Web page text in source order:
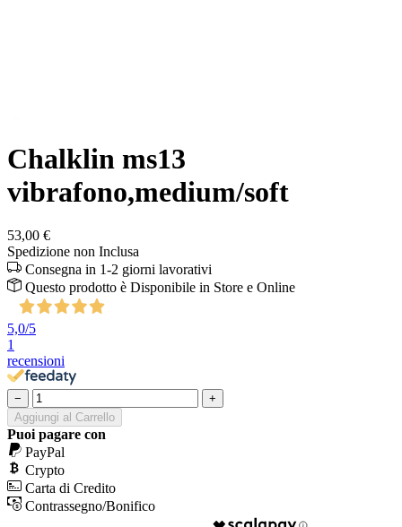
Chalklin ms13
vibrafono,medium/soft
53,00 €
Spedizione non Inclusa
Consegna in 1-2 giorni lavorativi
Questo prodotto è Disponibile in Store e Online
5,0/5
1
recensioni
−
+
Aggiungi al Carrello
Puoi pagare con
PayPal
Crypto
Carta di Credito
Contrassegno/Bonifico